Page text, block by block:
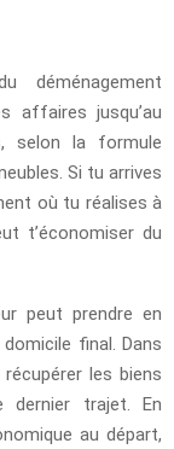
affaires jusqu’au
selon la formule
Si tu arrives
où tu réalises à
t’économiser du
peut prendre en
final. Dans
les biens
dernier trajet. En
au départ,